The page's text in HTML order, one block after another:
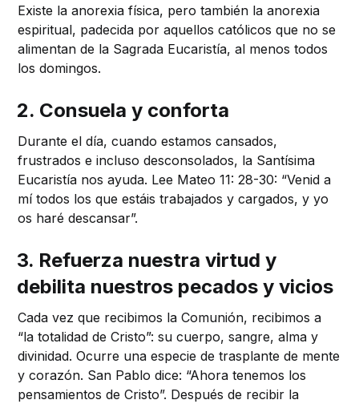
Existe la anorexia física, pero también la anorexia
espiritual, padecida por aquellos católicos que no se
alimentan de la Sagrada Eucaristía, al menos todos
los domingos.
2. Consuela y conforta
Durante el día, cuando estamos cansados,
frustrados e incluso desconsolados, la Santísima
Eucaristía nos ayuda. Lee Mateo 11: 28-30: “Venid a
mí todos los que estáis trabajados y cargados, y yo
os haré descansar”.
3. Refuerza nuestra virtud y
debilita nuestros pecados y vicios
Cada vez que recibimos la Comunión, recibimos a
“la totalidad de Cristo”: su cuerpo, sangre, alma y
divinidad. Ocurre una especie de trasplante de mente
y corazón. San Pablo dice: “Ahora tenemos los
pensamientos de Cristo”. Después de recibir la